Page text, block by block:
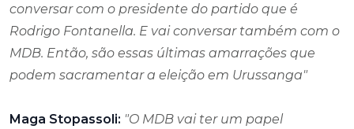
conversar com o presidente do partido que é
Rodrigo Fontanella. E vai conversar também com o
MDB. Então, são essas últimas amarrações que
podem sacramentar a eleição em Urussanga"
Maga Stopassoli: "O MDB vai ter um papel